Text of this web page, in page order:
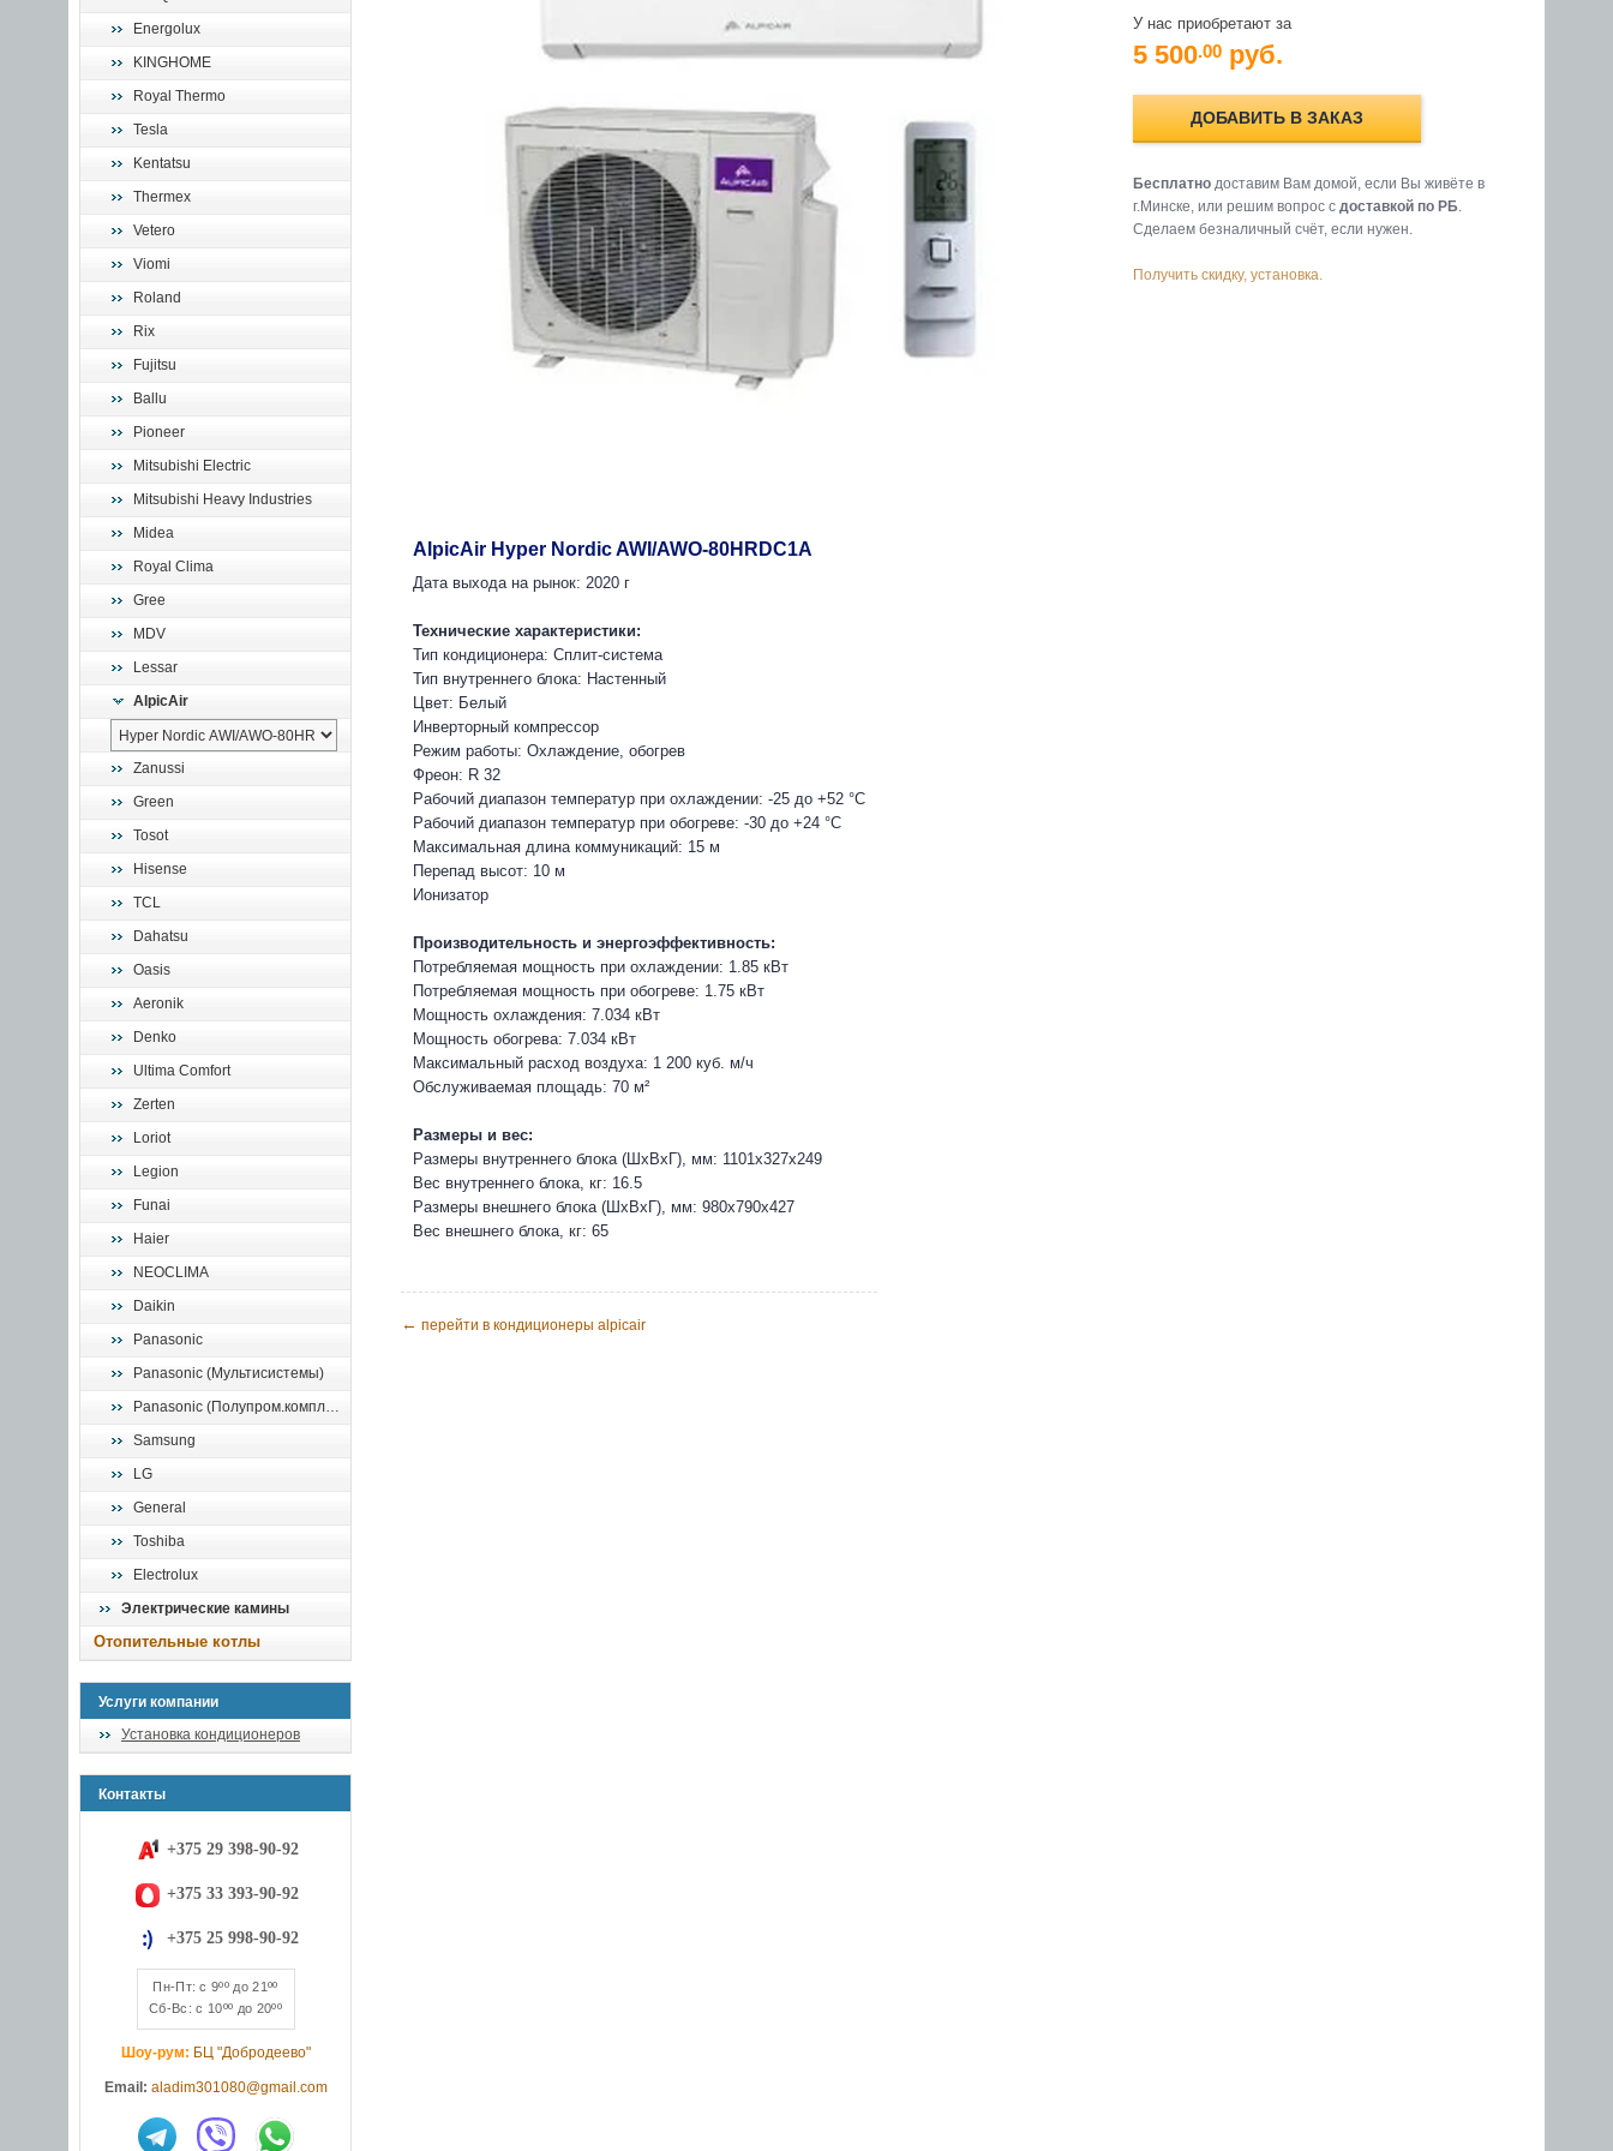
Energolux
KINGHOME
Royal Thermo
Tesla
Kentatsu
Thermex
Vetero
Viomi
Roland
Rix
Fujitsu
Ballu
Pioneer
Mitsubishi Electric
Mitsubishi Heavy Industries
Midea
Royal Clima
Gree
MDV
Lessar
AlpicAir
Zanussi
Green
Tosot
Hisense
TCL
Dahatsu
Oasis
Aeronik
Denko
Ultima Comfort
Zerten
Loriot
Legion
Funai
Haier
NEOCLIMA
Daikin
Panasonic
Panasonic (Мультисистемы)
Panasonic (Полупром.комплекты)
Samsung
LG
General
Toshiba
Electrolux
Электрические камины
Отопительные котлы
Услуги компании
Установка кондиционеров
Контакты
+375 29 398-90-92
+375 33 393-90-92
+375 25 998-90-92
Пн-Пт: с 9ºº до 21ºº
Сб-Вс: с 10ºº до 20ºº
Шоу-рум: БЦ "Добродеево"
Email: aladim301080@gmail.com
У нас приобретают за
5 500.00 руб.
ДОБАВИТЬ В ЗАКАЗ
Бесплатнодоставим Вам домой, если Вы живёте в
г.Минске, или решим вопрос с доставкой по РБ.
Cделаем безналичный счёт, если нужен.
Получить скидку, установка.
AlpicAir Hyper Nordic AWI/AWO-80HRDC1A
Дата выхода на рынок: 2020 г
Технические характеристики:
Тип кондиционера: Сплит-система
Тип внутреннего блока: Настенный
Цвет: Белый
Инверторный компрессор
Режим работы: Охлаждение, обогрев
Фреон: R 32
Рабочий диапазон температур при охлаждении: -25 до +52 °C
Рабочий диапазон температур при обогреве: -30 до +24 °C
Максимальная длина коммуникаций: 15 м
Перепад высот: 10 м
Ионизатор
Производительность и энергоэффективность:
Потребляемая мощность при охлаждении: 1.85 кВт
Потребляемая мощность при обогреве: 1.75 кВт
Мощность охлаждения: 7.034 кВт
Мощность обогрева: 7.034 кВт
Максимальный расход воздуха: 1 200 куб. м/ч
Обслуживаемая площадь: 70 м²
Размеры и вес:
Размеры внутреннего блока (ШхВхГ), мм: 1101x327x249
Вес внутреннего блока, кг: 16.5
Размеры внешнего блока (ШхВхГ), мм: 980x790x427
Вес внешнего блока, кг: 65
← перейти в кондиционеры alpicair